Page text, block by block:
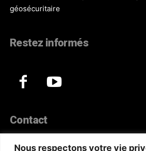
Nous respectons votre vie
géosécuritaire
Restez informés
Contact